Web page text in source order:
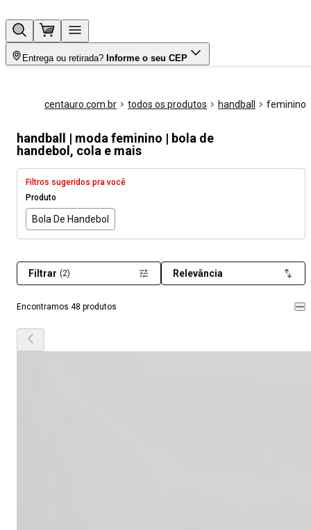
Entrega ou retirada? Informe o seu CEP
centauro.com.br todos os produtos handball feminino
handball | moda feminino | bola de
handebol, cola e mais
Filtros sugeridos pra você
Produto
Bola De Handebol
Encontramos 48 produtos
Filtrar (2) Relevância